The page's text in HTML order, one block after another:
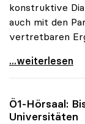
konstruktive
auch mit den
vertretbaren
UG-Novelle:
...weiterlesen
Ö1-Hörsaal:
Universitäten